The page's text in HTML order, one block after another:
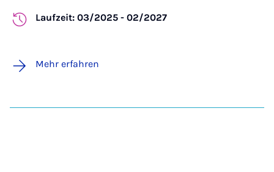
Laufzeit: 03/2025 - 02/2027
Mehr erfahren